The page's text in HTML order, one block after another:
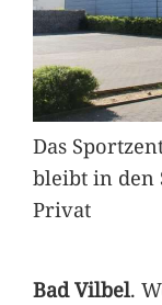
Das
bleibt in den
Privat
Bad Vilbel.